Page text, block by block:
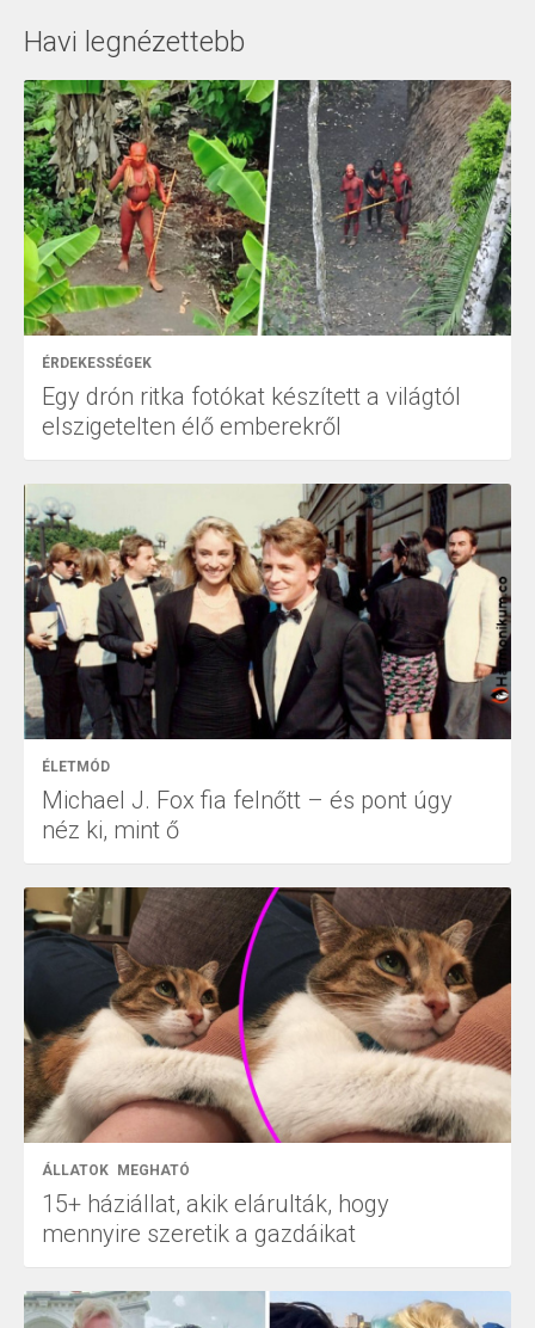
Havi legnézettebb
ÉRDEKESSÉGEK
Egy drón ritka fotókat készített a világtól
elszigetelten élő emberekről
ÉLETMÓD
Michael J. Fox fia felnőtt – és pont úgy
néz ki, mint ő
ÁLLATOK MEGHATÓ
15+ háziállat, akik elárulták, hogy
mennyire szeretik a gazdáikat